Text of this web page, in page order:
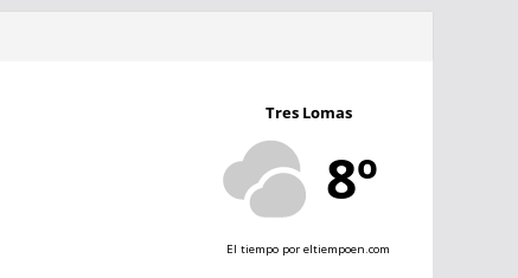
Tres Lomas
8º
El tiempo por eltiempoen.com